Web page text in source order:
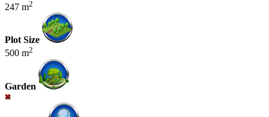
247 m2
Plot Size
500 m2
Garden